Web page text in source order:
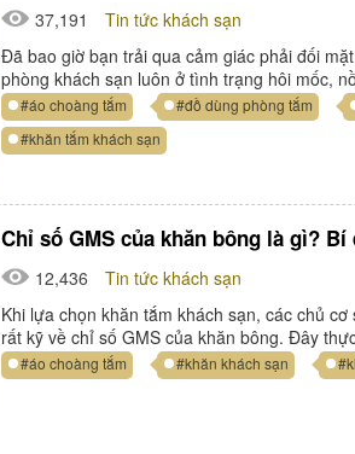
37,191
Tin tức khách sạn
Đã bao giờ bạn trải qua cảm giác phải đối
phòng khách sạn luôn ở tình trạng hôi mốc,
#áo choàng tắm #đồ dùng phòng tắm
#khăn tắm khách sạn
Chỉ số GMS của khăn bông là gì?
12,436
Tin tức khách sạn
Khi lựa chọn khăn tắm khách sạn, các chủ
rất kỹ về chỉ số GMS của khăn bông. Đây
#áo choàng tắm #khăn khách sạn